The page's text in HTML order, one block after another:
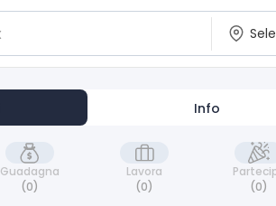
Info
Guadagna
(0)
Lavora
(0)
(0)